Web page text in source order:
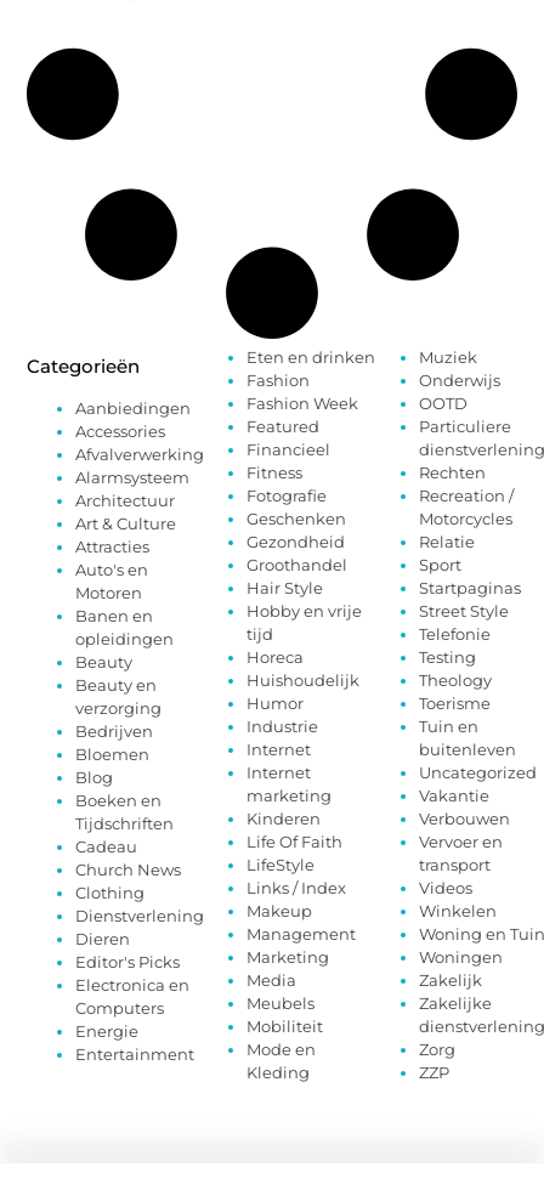
Categorieën
Aanbiedingen
Accessories
Afvalverwerking
Alarmsysteem
Architectuur
Art & Culture
Attracties
Auto's en
Motoren
Banen en
opleidingen
Beauty
Beauty en
verzorging
Bedrijven
Bloemen
Blog
Boeken en
Tijdschriften
Cadeau
Church News
Clothing
Dienstverlening
Dieren
Editor's Picks
Electronica en
Computers
Energie
Entertainment
Eten en drinken
Fashion
Fashion Week
Featured
Financieel
Fitness
Fotografie
Geschenken
Gezondheid
Groothandel
Hair Style
Hobby en vrije
tijd
Horeca
Huishoudelijk
Humor
Industrie
Internet
Internet
marketing
Kinderen
Life Of Faith
LifeStyle
Links / Index
Makeup
Management
Marketing
Media
Meubels
Mobiliteit
Mode en
Kleding
Muziek
Onderwijs
OOTD
Particuliere
dienstverlening
Rechten
Recreation /
Motorcycles
Relatie
Sport
Startpaginas
Street Style
Telefonie
Testing
Theology
Toerisme
Tuin en
buitenleven
Uncategorized
Vakantie
Verbouwen
Vervoer en
transport
Videos
Winkelen
Woning en Tuin
Woningen
Zakelijk
Zakelijke
dienstverlening
Zorg
ZZP